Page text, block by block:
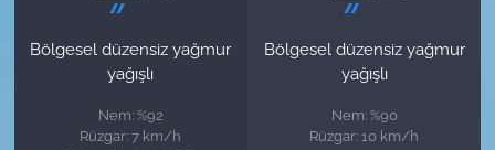
Bölgesel düzensiz yağmur
yağışlı
Nem: %92
Rüzgar: 7 km/h
Bölgesel düzensiz yağmur
yağışlı
Nem: %90
Rüzgar: 10 km/h